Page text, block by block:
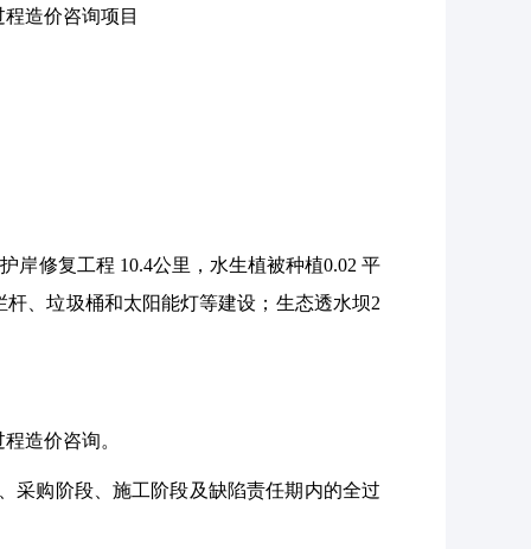
造价咨询项目
岸修复工程 10.4公里，水生植被种植0.02 平
、垃圾桶和太阳能灯等建设；生态透水坝2
造价咨询。
采购阶段、施工阶段及缺陷责任期内的全过